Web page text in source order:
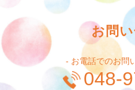
お問
- お電話でのお問
048-